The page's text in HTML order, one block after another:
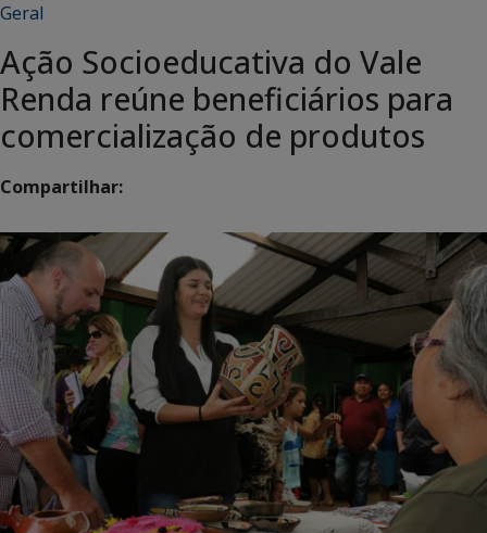
Geral
Ação Socioeducativa do Vale
Renda reúne beneficiários para
comercialização de produtos
Compartilhar: